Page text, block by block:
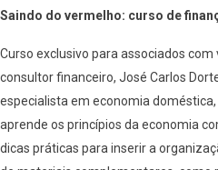
Saindo do vermelho: curso de
Curso exclusivo para associados
consultor financeiro, José Carlos
especialista em economia doméstica,
aprende os princípios da economia
dicas práticas para inserir a